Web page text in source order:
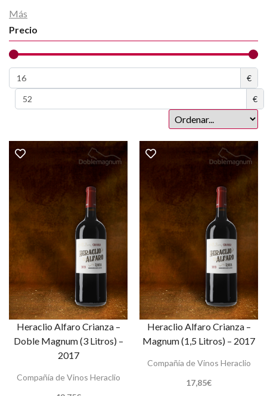
Más
Precio
€
€
Heraclio Alfaro Crianza –
Doble Magnum (3 Litros) –
2017
Compañía de Vinos Heraclio
Heraclio Alfaro Crianza –
Magnum (1,5 Litros) – 2017
Compañía de Vinos Heraclio
17,85€